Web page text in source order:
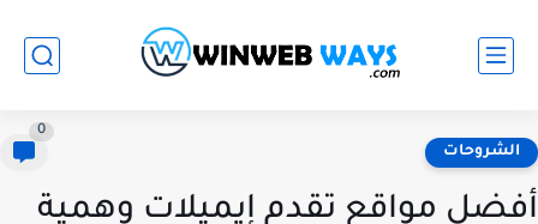
الشروحات
0
أفضل مواقع تقدم إيميلات وهمية